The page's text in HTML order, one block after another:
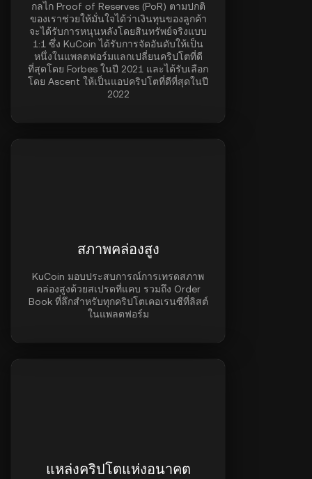
กลไก Proof of Reserves (PoR) ตามปกติ
ของเราช่วยให้มั่นใจได้ว่าเงินทุนของลูกค้า
จะได้รับการหนุนหลังโดยสินทรัพย์จริงแบบ
1:1 ซึ่ง KuCoin ได้รับการจัดอันดับให้เป็น
หนึ่งในแพลตฟอร์มแลกเปลี่ยนคริปโตที่ดี
ที่สุดโดย Forbes ในปี 2021 และได้รับเลือก
โดย Ascent ให้เป็นแอปคริปโตที่ดีที่สุดในปี
2022
สภาพคล่องสูง
KuCoin มอบประสบการณ์การเทรดสภาพ
คล่องสูงด้วยสเปรดที่แคบ รวมถึง Order
Book ที่ลึกสำหรับทุกคริปโตเคอเรนซีที่ลิสต์
ในแพลตฟอร์ม
แหล่งคริปโตแห่งอนาคต